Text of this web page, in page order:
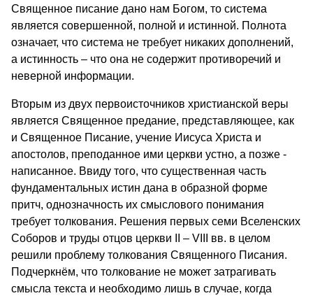
Священное писание дано нам Богом, то система
является совершенной, полной и истинной. Полнота
означает, что система не требует никаких дополнений,
а истинность – что она не содержит противоречий и
неверной информации.
Вторым из двух первоисточников христианской веры
является Священное предание, представляющее, как
и Священное Писание, учение Иисуса Христа и
апостолов, преподанное ими церкви устно, а позже -
написанное. Ввиду того, что существенная часть
фундаментальных истин дана в образной форме
притч, однозначность их смыслового понимания
требует толкования. Решения первых семи Вселенских
Соборов и труды отцов церкви II – VIII вв. в целом
решили проблему толкования Священного Писания.
Подчеркнём, что толкование не может затрагивать
смысла текста и необходимо лишь в случае, когда